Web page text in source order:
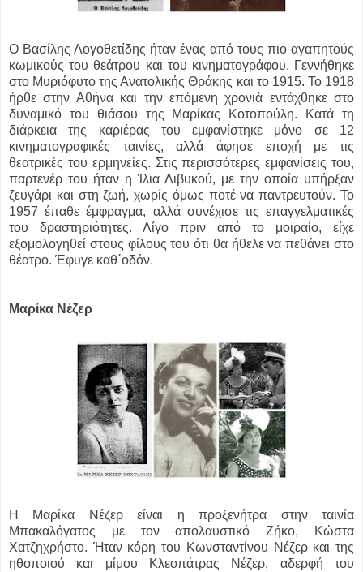
Ο Βασίλης Λογοθετίδης ήταν ένας από τους πιο αγαπητούς
κωμικούς του θεάτρου και του κινηματογράφου. Γεννήθηκε
στο Μυριόφυτο της Ανατολικής Θράκης και το 1915. Το 1918
ήρθε στην Αθήνα και την επόμενη χρονιά εντάχθηκε στο
δυναμικό του θιάσου της Μαρίκας Κοτοπούλη. Κατά τη
διάρκεια της καριέρας του εμφανίστηκε μόνο σε 12
κινηματογραφικές ταινίες, αλλά άφησε εποχή με τις
θεατρικές του ερμηνείες. Στις περισσότερες εμφανίσεις του,
παρτενέρ του ήταν η Ίλια Λιβυκού, με την οποία υπήρξαν
ζευγάρι και στη ζωή, χωρίς όμως ποτέ να παντρευτούν. Το
1957 έπαθε έμφραγμα, αλλά συνέχισε τις επαγγελματικές
του δραστηριότητες. Λίγο πριν από το μοιραίο, είχε
εξομολογηθεί στους φίλους του ότι θα ήθελε να πεθάνει στο
θέατρο. Έφυγε καθ΄οδόν.
Μαρίκα Νέζερ
Η Μαρίκα Νέζερ είναι η προξενήτρα στην ταινία
Μπακαλόγατος με τον απολαυστικό Ζήκο, Κώστα
Χατζηχρήστο. Ήταν κόρη του Κωνσταντίνου Νέζερ και της
ηθοποιού και μίμου Κλεοπάτρας Νέζερ, αδερφή του